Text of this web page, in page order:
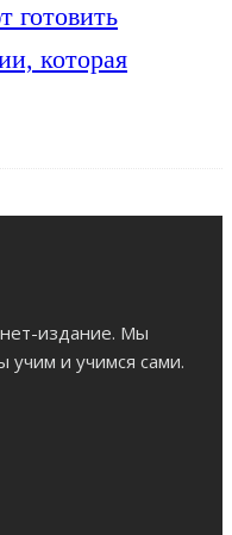
готовить
которая
издание. Мы
учим и учимся сами.